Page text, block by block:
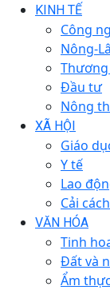
KINH TẾ
Công
Nông-
Thương
Đầu tư
Nông
XÃ HỘI
Giáo
Y tế
Lao
Cải
VĂN HÓA
Tinh
Đất và
Ẩm thực